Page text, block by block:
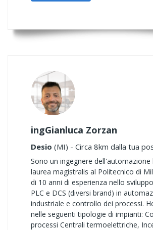
ingGianluca Zorzan
Desio (MI) - Circa 8km dalla tua
Sono un ingegnere
laurea magistralis al Politecnico di
di 10 anni di esperienza nello
PLC e DCS (diversi brand) in
industriale e controllo dei processi.
nelle seguenti tipologie di impianti:
processi Centrali termoelettriche,